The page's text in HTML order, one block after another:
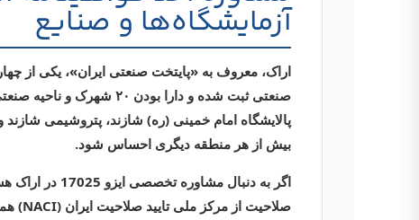
آزمایشگاه‌ها و صنایع
اراک، معروف به «پایتخت صنعتی ایران»، یکی از
صنعتی ثبت شده و دارا بودن ۲۰ شهرک و ناحیه صنعتی فعال، جایگاه ویژه‌ای در اقتصاد ملی دارد. وجود صنایع مادر مانند
پالایشگاه امام خمینی (ره) شازند، پتروشیمی شازند
بیش از هر منطقه دیگری احساس شود.
اگر به دنبال مشاوره تخصصی ایزو 17025 در اراک
صلاحیت از مرکز ملی تایید صلاحیت ایران (NACI)